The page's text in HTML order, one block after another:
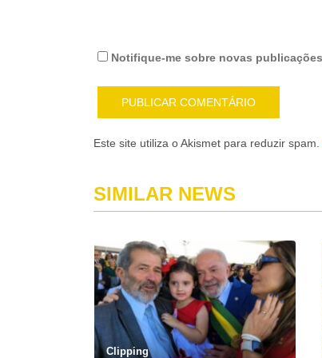
Notifique-me sobre novas
Este site utiliza o Akismet para reduzir spam.
SIMILAR NEWS
Clipping